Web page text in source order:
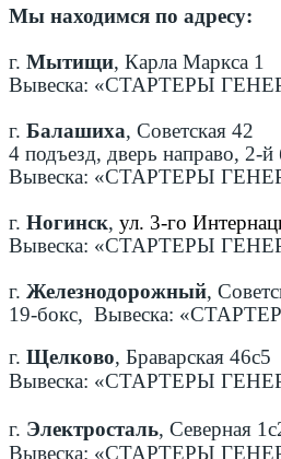
Мы находимся по адресу:
г. Мытищи, Карла Маркса 1
Вывеска: «СТАРТЕРЫ
г. Балашиха, Советская 42
4 подъезд, дверь направо, 2-й
Вывеска: «СТАРТЕРЫ
г. Ногинск, ул. 3-го
Вывеска: «СТАРТЕРЫ
г. Железнодорожный,
19-бокс, Вывеска:
г. Щелково, Браварская 46с5
Вывеска: «СТАРТЕРЫ
г. Электросталь, Северная
Вывеска: «СТАРТЕРЫ